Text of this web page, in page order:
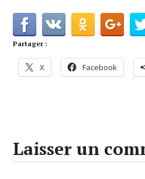
Partager :
X Facebook
Laisser un